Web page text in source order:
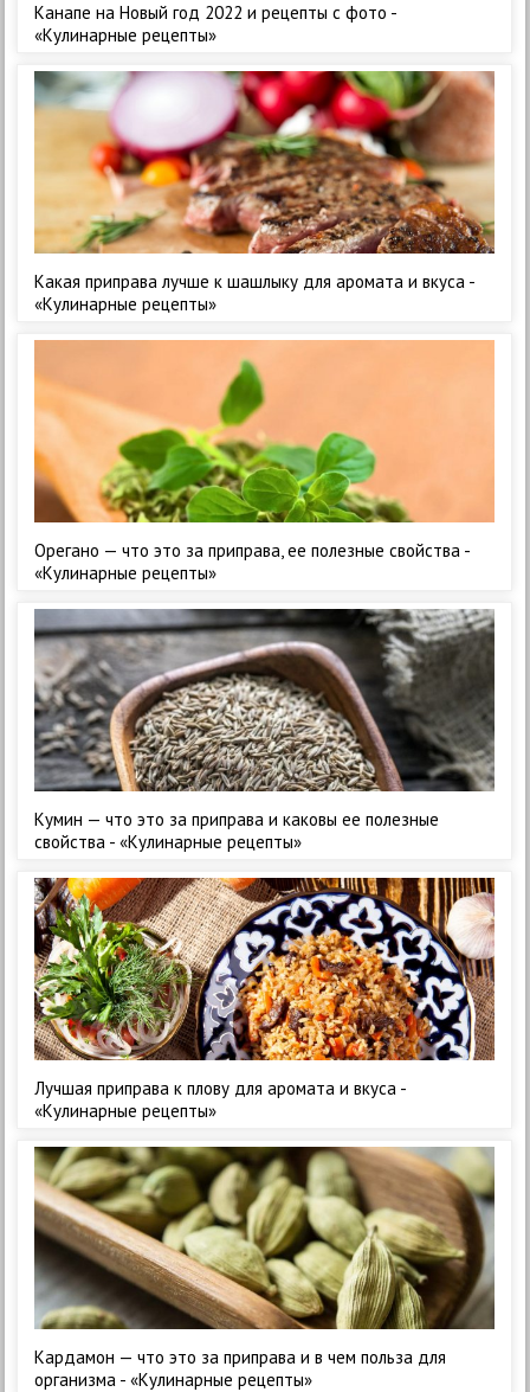
Канапе на Новый год 2022 и рецепты с фото -
«Кулинарные рецепты»
Какая приправа лучше к шашлыку для аромата и вкуса -
«Кулинарные рецепты»
Орегано — что это за приправа, ее полезные свойства -
«Кулинарные рецепты»
Кумин — что это за приправа и каковы ее полезные
свойства - «Кулинарные рецепты»
Лучшая приправа к плову для аромата и вкуса -
«Кулинарные рецепты»
Кардамон — что это за приправа и в чем польза для
организма - «Кулинарные рецепты»